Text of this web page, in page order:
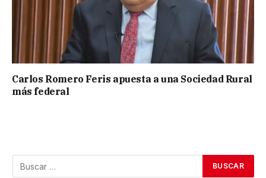
Carlos Romero Feris apuesta a una Sociedad Rural
más federal